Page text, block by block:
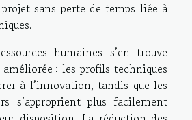
sans perte de temps liée à
humaines s’en trouve
: les profils techniques
à l’innovation, tandis que les
s’approprient plus facilement